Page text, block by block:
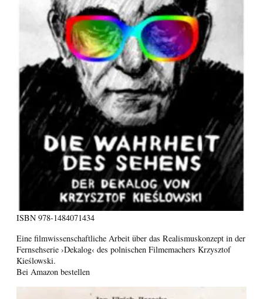
ISBN 978-1484071434
Eine filmwissenschaftliche Arbeit über das Realismuskonzept in der
Fernsehserie ›Dekalog‹ des polnischen Filmemachers Krzysztof
Kieślowski.
Bei Amazon bestellen